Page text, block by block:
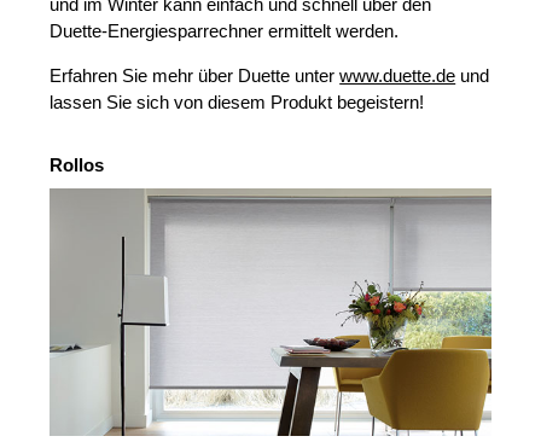
und im Winter kann einfach und schnell über den
Duette-Energiesparrechner ermittelt werden.
Erfahren Sie mehr über Duette unterwww.duette.de und
lassen Sie sich von diesem Produkt begeistern!
Rollos